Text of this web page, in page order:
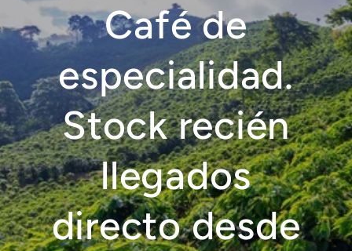
Café de
especialidad.
Stock recién
llegados
directo desde